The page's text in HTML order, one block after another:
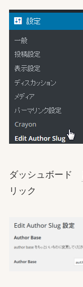
ダッシュボード
リック